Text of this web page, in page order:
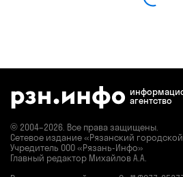
агентство
© 2004–2026. Все права защищены.
Сетевое издание «Рязанский городской
Учредитель ООО «Рязань-Инфо»
Главный редактор Михайлов А.А.